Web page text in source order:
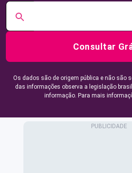
Consultar
Os dados são de origem pública e não são
das informações observa a legislação
informação. Para mais